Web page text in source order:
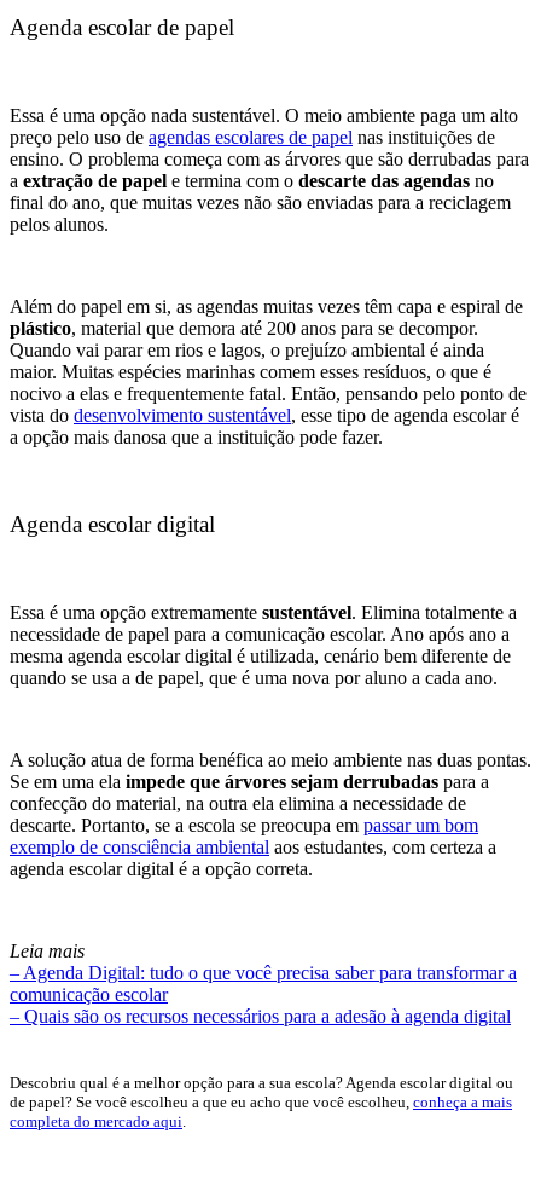
Agenda escolar de papel
Essa é uma opção nada sustentável. O meio ambiente paga um alto
preço pelo uso de agendas escolares de papel nas instituições de
ensino. O problema começa com as árvores que são derrubadas para
a extração de papel e termina com o descarte das agendas no
final do ano, que muitas vezes não são enviadas para a reciclagem
pelos alunos.
Além do papel em si, as agendas muitas vezes têm capa e espiral de
plástico, material que demora até 200 anos para se decompor.
Quando vai parar em rios e lagos, o prejuízo ambiental é ainda
maior. Muitas espécies marinhas comem esses resíduos, o que é
nocivo a elas e frequentemente fatal. Então, pensando pelo ponto de
vista do desenvolvimento sustentável, esse tipo de agenda escolar é
a opção mais danosa que a instituição pode fazer.
Agenda escolar digital
Essa é uma opção extremamente sustentável. Elimina totalmente a
necessidade de papel para a comunicação escolar. Ano após ano a
mesma agenda escolar digital é utilizada, cenário bem diferente de
quando se usa a de papel, que é uma nova por aluno a cada ano.
A solução atua de forma benéfica ao meio ambiente nas duas pontas.
Se em uma ela impede que árvores sejam derrubadas para a
confecção do material, na outra ela elimina a necessidade de
descarte. Portanto, se a escola se preocupa em passar um bom
exemplo de consciência ambiental aos estudantes, com certeza a
agenda escolar digital é a opção correta.
Leia mais
– Agenda Digital: tudo o que você precisa saber para transformar a
comunicação escolar
– Quais são os recursos necessários para a adesão à agenda digital
Descobriu qual é a melhor opção para a sua escola? Agenda escolar digital ou
de papel? Se você escolheu a que eu acho que você escolheu, conheça a mais
completa do mercado aqui.